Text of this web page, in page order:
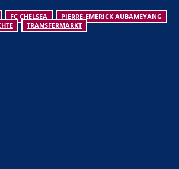
FC CHELSEA
PIERRE-EMERICK AUBAMEYANG
TRANSFERMARKT